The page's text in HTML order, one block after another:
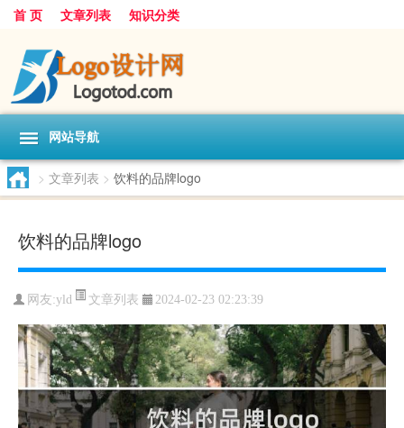
首 页 文章列表 知识分类
网站导航
> 文章列表 > 饮料的品牌logo
饮料的品牌logo
网友:yld 文章列表 2024-02-23 02:23:39